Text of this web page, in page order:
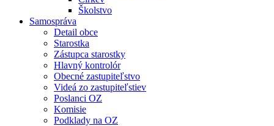
Školstvo
Samospráva
Detail obce
Starostka
Zástupca starostky
Hlavný kontrolór
Obecné zastupiteľstvo
Videá zo zastupiteľstiev
Poslanci OZ
Komisie
Podklady na OZ